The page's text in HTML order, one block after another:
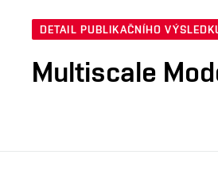
DETAIL PUBLIKAČNÍHO
Multiscale